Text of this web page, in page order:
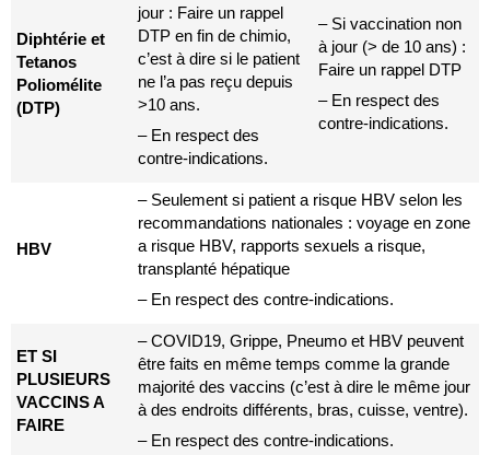
Diphtérie et
Tetanos
Poliomélite
(DTP)
jour : Faire un rappel
DTP en fin de chimio,
c’est à dire si le patient
ne l’a pas reçu depuis
>10 ans.
– En respect des
contre-indications.
– Si vaccination non
à jour (> de 10 ans) :
Faire un rappel DTP
– En respect des
contre-indications.
HBV
– Seulement si patient a risque HBV selon les
recommandations nationales : voyage en zone
a risque HBV, rapports sexuels a risque,
transplanté hépatique
– En respect des contre-indications.
ET SI
PLUSIEURS
VACCINS A
FAIRE
– COVID19, Grippe, Pneumo et HBV peuvent
être faits en même temps comme la grande
majorité des vaccins (c’est à dire le même jour
à des endroits différents, bras, cuisse, ventre).
– En respect des contre-indications.